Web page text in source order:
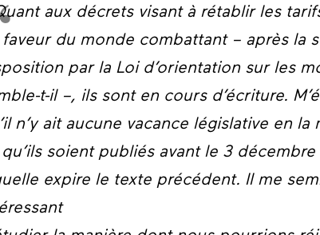
aux décrets visant à rétablir les
faveur du monde combattant – après la
par la Loi d’orientation sur les
t-il –, ils sont en cours d’écriture.
n’y ait aucune vacance législative en
soient publiés avant le 3
expire le texte précédent. Il me